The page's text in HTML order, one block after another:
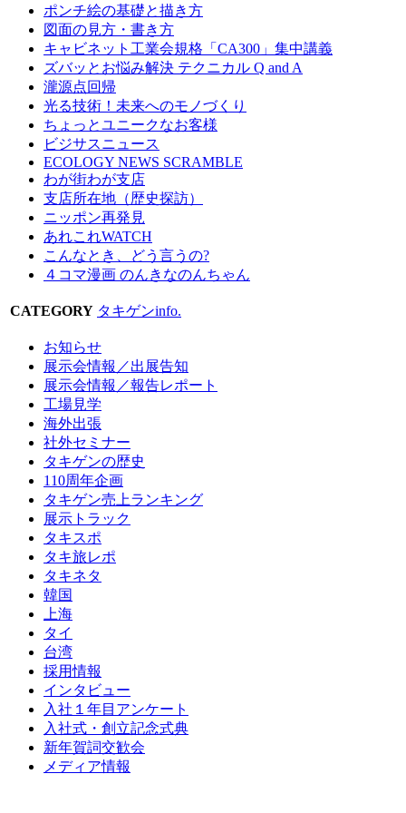
ポンチ絵の基礎と描き方
図面の見方・書き方
キャビネット工業会規格「CA300」集中講義
ズバッとお悩み解決 テクニカル Q and A
瀧源点回帰
光る技術！未来へのモノづくり
ちょっとユニークなお客様
ビジサスニュース
ECOLOGY NEWS SCRAMBLE
わが街わが支店
支店所在地（歴史探訪）
ニッポン再発見
あれこれWATCH
こんなとき、どう言うの?
４コマ漫画 のんきなのんちゃん
CATEGORY タキゲンinfo.
お知らせ
展示会情報／出展告知
展示会情報／報告レポート
工場見学
海外出張
社外セミナー
タキゲンの歴史
110周年企画
タキゲン売上ランキング
展示トラック
タキスポ
タキ旅レポ
タキネタ
韓国
上海
タイ
台湾
採用情報
インタビュー
入社１年目アンケート
入社式・創立記念式典
新年賀詞交歓会
メディア情報